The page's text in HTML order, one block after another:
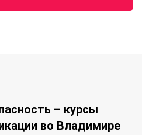
– курсы
во Владимире